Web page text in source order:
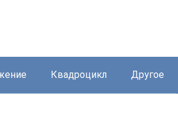
Квадроцикл Другое